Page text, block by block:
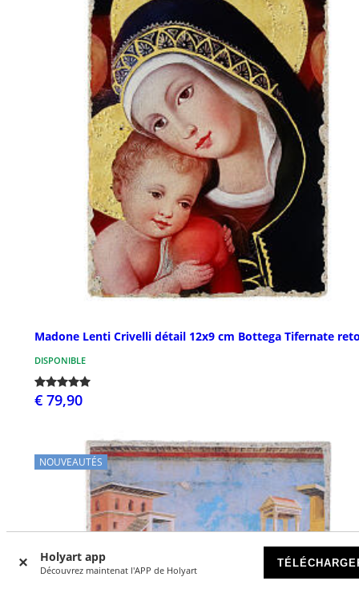
Holyart app
Découvrez maintenat l'APP de Holyart
Madone Lenti Crivelli détail 12x9 cm Bottega Tifernate
DISPONIBLE
€ 79,90
NOUVEAUTÉS